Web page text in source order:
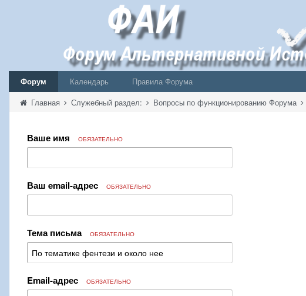
Форум Календарь
Правила Форума
Главная Служебный раздел: Вопросы по функционированию Форума
Ваше имя ОБЯЗАТЕЛЬНО
Ваш email-адрес ОБЯЗАТЕЛЬНО
Тема письма ОБЯЗАТЕЛЬНО
Email-адрес ОБЯЗАТЕЛЬНО